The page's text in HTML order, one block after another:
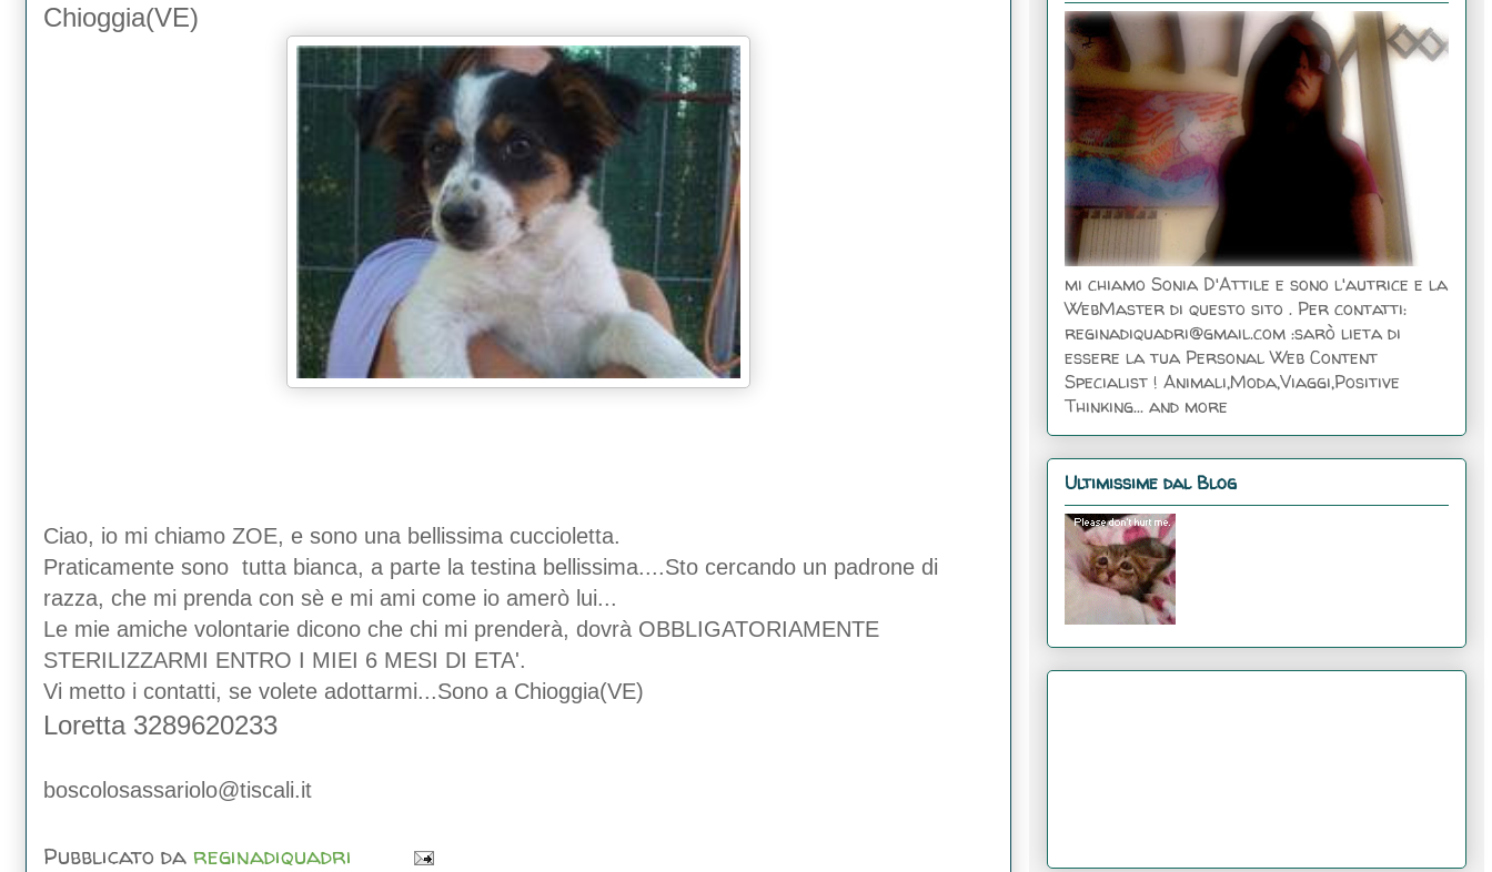
Chioggia(VE)
Ciao, io mi chiamo ZOE, e sono una bellissima cuccioletta.
Praticamente sono tutta bianca, a parte la testina bellissima....Sto cercando un padrone di
razza, che mi prenda con sè e mi ami come io amerò lui...
Le mie amiche volontarie dicono che chi mi prenderà, dovrà OBBLIGATORIAMENTE
STERILIZZARMI ENTRO I MIEI 6 MESI DI ETA'.
Vi metto i contatti, se volete adottarmi...Sono a Chioggia(VE)
Loretta 3289620233
boscolosassariolo@tiscali.it
Pubblicato da reginadiquadri
mi chiamo Sonia D'Attile e sono l'autrice e la
WebMaster di questo sito . Per contatti:
reginadiquadri@gmail.com :sarò lieta di
essere la tua Personal Web Content
Specialist ! Animali,Moda,Viaggi,Positive
Thinking... and more
Ultimissime dal Blog